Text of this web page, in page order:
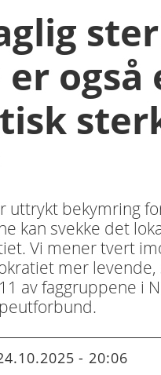
er også
uttrykt bekymring
kan svekke det
Vi mener tvert
mer levende,
av faggruppene i
24.10.2025 - 20:06